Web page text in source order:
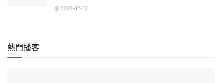
2025-12-13
熱門播客